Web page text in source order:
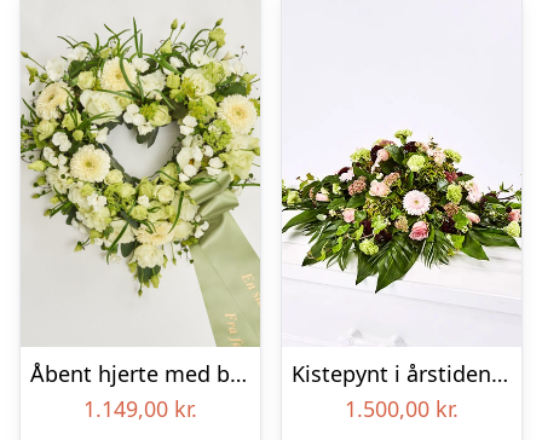
Åbent hjerte med bånd – Floristens kreative valg
1.149,00 kr.
Kistepynt i årstidens blomster – Blomster til begravelse
1.500,00 kr.